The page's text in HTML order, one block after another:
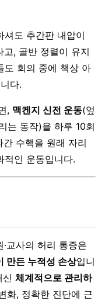
셔도 추간판 내압이
, 골반 정렬이 유지
도 회의 중에 책상 아
다.
, 맥켄지 신전 운동(엎
는 동작)을 하루 10회
수핵을 원래 자리
적인 운동입니다.
교사의 허리 통증은
만든 누적성 손상입니
체계적으로 관리하
화, 정확한 진단에 근